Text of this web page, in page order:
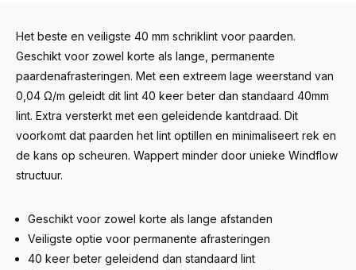
Het beste en veiligste 40 mm schriklint voor paarden.
Geschikt voor zowel korte als lange, permanente
paardenafrasteringen. Met een extreem lage weerstand van
0,04 Ω/m geleidt dit lint 40 keer beter dan standaard 40mm
lint. Extra versterkt met een geleidende kantdraad. Dit
voorkomt dat paarden het lint optillen en minimaliseert rek en
de kans op scheuren. Wappert minder door unieke Windflow
structuur.
Geschikt voor zowel korte als lange afstanden
Veiligste optie voor permanente afrasteringen
40 keer beter geleidend dan standaard lint